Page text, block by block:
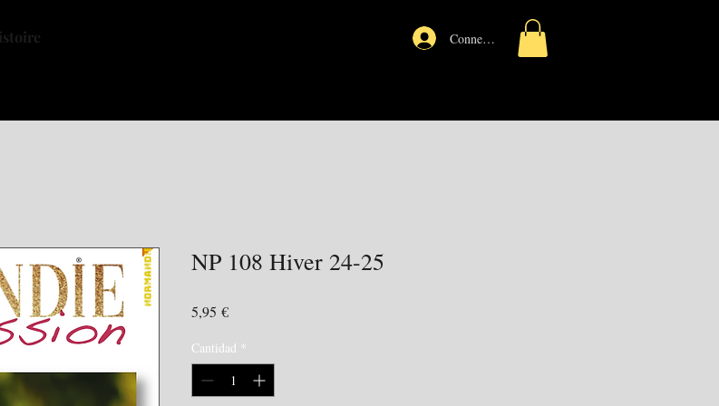
Connexion
NP 108 Hiver 24-25
5,95 €Precio
Cantidad *